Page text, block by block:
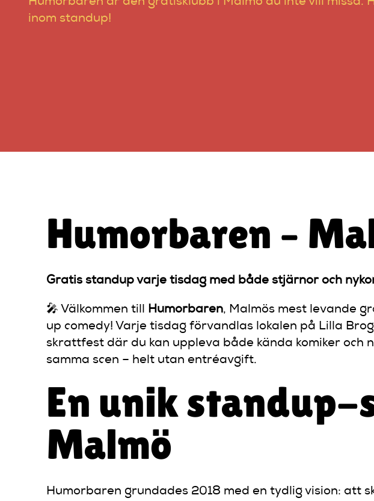
inom standup!
Humorbaren –
Gratis standup varje tisdag med både stjärnor och
🎤 Välkommen till Humorbaren, Malmös mest levande
up comedy! Varje tisdag förvandlas lokalen på Lilla
skrattfest där du kan uppleva både kända komiker och
samma scen – helt utan entréavgift.
En unik standup-
Malmö
Humorbaren grundades 2018 med en tydlig vision: att